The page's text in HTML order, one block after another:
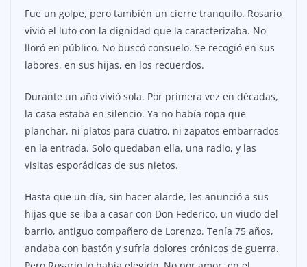
Fue un golpe, pero también un cierre tranquilo. Rosario
vivió el luto con la dignidad que la caracterizaba. No
lloró en público. No buscó consuelo. Se recogió en sus
labores, en sus hijas, en los recuerdos.
Durante un año vivió sola. Por primera vez en décadas,
la casa estaba en silencio. Ya no había ropa que
planchar, ni platos para cuatro, ni zapatos embarrados
en la entrada. Solo quedaban ella, una radio, y las
visitas esporádicas de sus nietos.
Hasta que un día, sin hacer alarde, les anunció a sus
hijas que se iba a casar con Don Federico, un viudo del
barrio, antiguo compañero de Lorenzo. Tenía 75 años,
andaba con bastón y sufría dolores crónicos de guerra.